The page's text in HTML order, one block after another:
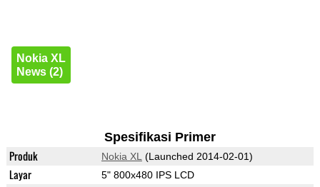
Nokia XL
News (2)
Spesifikasi Primer
Produk Nokia XL (Launched 2014-02-01)
Layar 5" 800x480 IPS LCD